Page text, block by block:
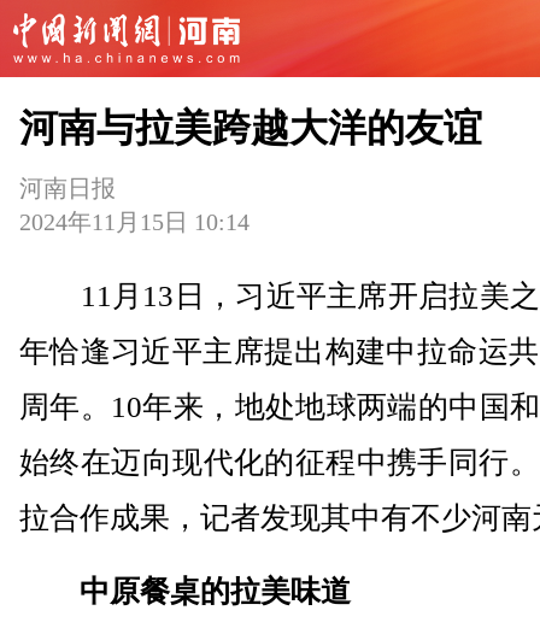
河南与拉美跨越大洋的友谊
河南日报
2024年11月15日 10:14
11月13日，习近平主席开启拉美
年恰逢习近平主席提出构建中拉命运
周年。10年来，地处地球两端的中国
始终在迈向现代化的征程中携手同行
拉合作成果，记者发现其中有不少河南
中原餐桌的拉美味道